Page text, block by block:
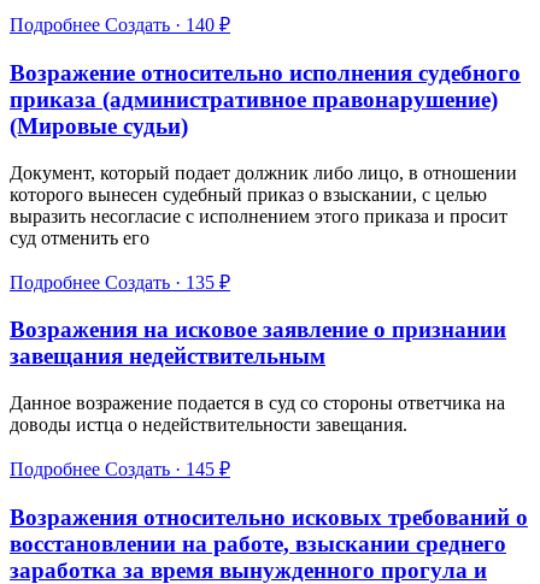
Подробнее Создать · 140 ₽
Возражение относительно исполнения судебного
приказа (административное правонарушение)
(Мировые судьи)
Документ, который подает должник либо лицо, в отношении
которого вынесен судебный приказ о взыскании, с целью
выразить несогласие с исполнением этого приказа и просит
суд отменить его
Подробнее Создать · 135 ₽
Возражения на исковое заявление о признании
завещания недействительным
Данное возражение подается в суд со стороны ответчика на
доводы истца о недействительности завещания.
Подробнее Создать · 145 ₽
Возражения относительно исковых требований о
восстановлении на работе, взыскании среднего
заработка за время вынужденного прогула и